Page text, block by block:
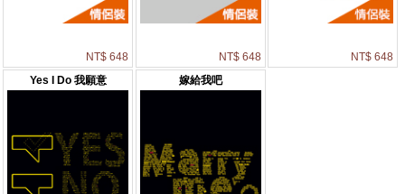
NT$ 648 NT$ 648
NT$ 648
Yes I Do 我願意
嫁給我吧